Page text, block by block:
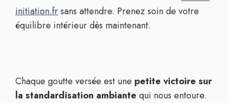
initiation.frsans attendre. Prenez soin de votre
équilibre intérieur dès maintenant.
Chaque goutte versée est une petite victoire sur
la standardisation ambiante qui nous entoure.